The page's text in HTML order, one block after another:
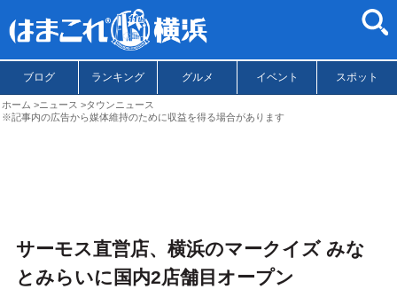
ブログ ランキング グルメ イベント スポット
ホーム ニュース
タウンニュース
※記事内の広告から媒体維持のために収益を得る場合があります
サーモス直営店、横浜のマークイズ みな
とみらいに国内2店舗目オープン